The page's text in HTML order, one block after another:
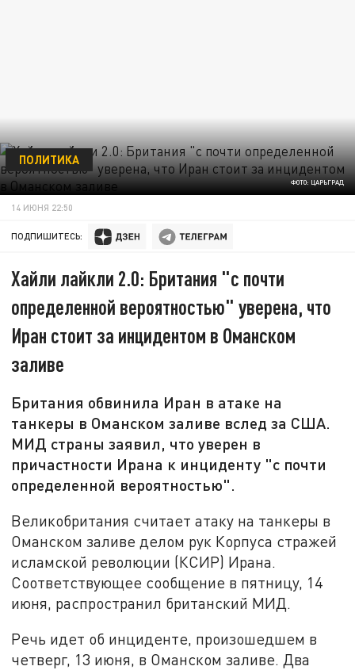
ФОТО: ЦАРЬГРАД
ПОЛИТИКА
14 ИЮНЯ 22:50
ПОДПИШИТЕСЬ:
Хайли лайкли 2.0: Британия "с почти
определенной вероятностью" уверена, что
Иран стоит за инцидентом в Оманском
заливе
Британия обвинила Иран в атаке на
танкеры в Оманском заливе вслед за США.
МИД страны заявил, что уверен в
причастности Ирана к инциденту "с почти
определенной вероятностью".
Великобритания считает атаку на танкеры в
Оманском заливе делом рук Корпуса стражей
исламской революции (КСИР) Ирана.
Соответствующее сообщение в пятницу, 14
июня, распространил британский МИД.
Речь идет об инциденте, произошедшем в
четверг, 13 июня, в Оманском заливе. Два